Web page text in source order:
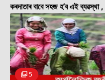
কৰদাতাৰ বাবে সহজ হ’ব এই
5